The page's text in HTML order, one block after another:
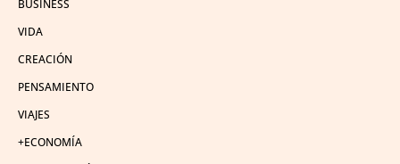
BUSINESS
VIDA
CREACIÓN
PENSAMIENTO
VIAJES
+ECONOMÍA